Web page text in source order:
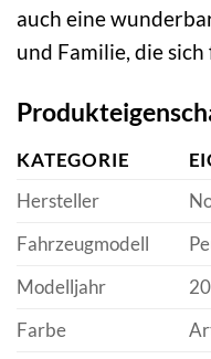
auch eine
und Familie, die
KATEGORIE
Hersteller
Fahrzeugmodell
Modelljahr
Farbe